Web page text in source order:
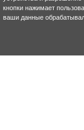
кнопки нажимает
ваши данные